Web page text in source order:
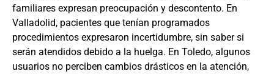
familiares expresan preocupación y descontento. En
Valladolid, pacientes que tenían programados
procedimientos expresaron incertidumbre, sin saber si
serán atendidos debido a la huelga. En Toledo, algunos
usuarios no perciben cambios drásticos en la atención,